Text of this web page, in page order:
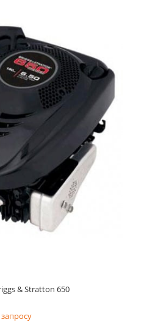
1650 SNOW сконструирован
& Stratton 650